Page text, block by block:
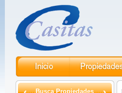
Busca Propiedades